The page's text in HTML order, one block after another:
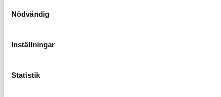
Nödvändig
Inställningar
Statistik